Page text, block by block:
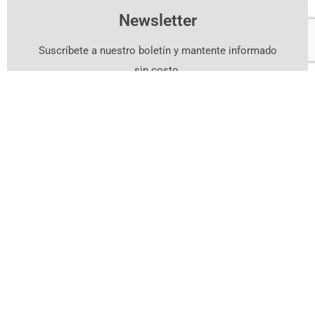
Newsletter
Suscríbete a nuestro boletín y mantente informado
sin costo.